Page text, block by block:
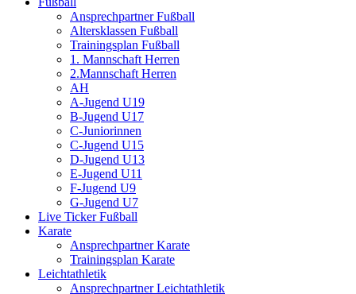
Ansprechpartner Fußball
Altersklassen Fußball
Trainingsplan Fußball
1. Mannschaft Herren
2.Mannschaft Herren
AH
A-Jugend U19
B-Jugend U17
C-Juniorinnen
C-Jugend U15
D-Jugend U13
E-Jugend U11
F-Jugend U9
G-Jugend U7
Live Ticker Fußball
Karate
Ansprechpartner Karate
Trainingsplan Karate
Leichtathletik
Ansprechpartner Leichtathletik